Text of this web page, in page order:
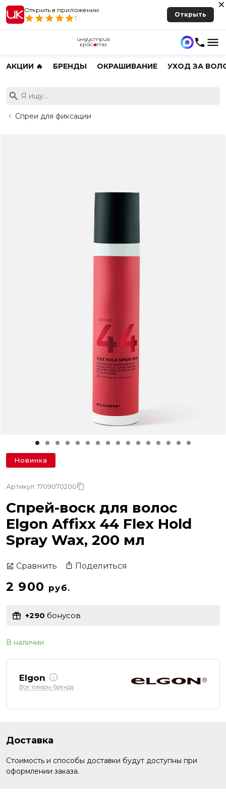
Открыть в приложении
1
Открыть
АКЦИИ 🔥 БРЕНДЫ ОКРАШИВАНИЕ УХОД ЗА
Спреи для фиксации
Новинка
Артикул: 1709070200
Спрей-воск для волос
Elgon Affixx 44 Flex Hold
Spray Wax, 200 мл
Сравнить Поделиться
2 900 руб.
+290 бонусов
В наличии
Elgon
Все товары бренда
Доставка
Стоимость и способы доставки будут доступны при
оформлении заказа.